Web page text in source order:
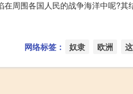
周围各国人民的战争海洋中呢?
网络标签： 奴隶 欧洲